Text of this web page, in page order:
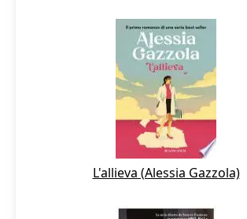
L'allieva (Alessia Gazzola)